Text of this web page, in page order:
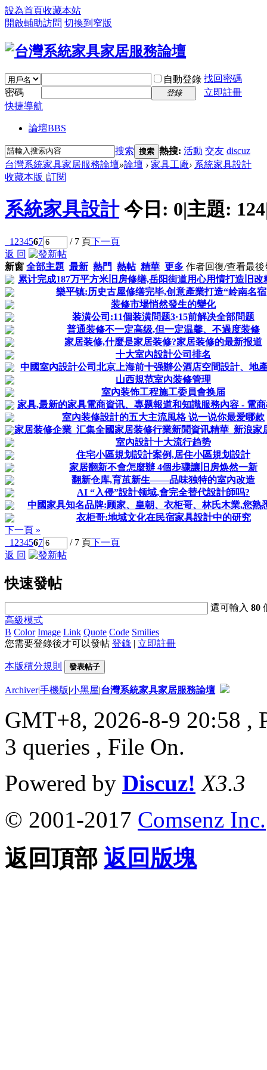
設為首頁收藏本站
開啟輔助訪問 切換到窄版
自動登錄 找回密碼
密碼
登錄
立即註冊
快捷導航
論壇BBS
搜索 搜索 熱搜: 活動 交友 discuz
台灣系統家具家居服務論壇»論壇 › 家具工廠› 系統家具設計
收藏本版 |訂閱
系統家具設計 今日: 0|主題: 124
1 234567 / 7 頁下一頁
返 回
新窗 全部主題 最新 熱門 熱帖 精華 更多 作者回復/查看最後
累计完成187万平方米旧房修缮,岳阳街道用心用情打造旧改
樂平镇:历史古屋修缮完毕,创意產業打造“岭南名
装修市場悄然發生的變化
装潢公司:11個装潢問题3·15前解决全部問题
普通装修不一定高级,但一定温馨、不過度装修
家居装修,什麼是家居装修?家居装修的最新报道
十大室內設計公司排名
中國室內設計公司北京上海前十强辦公酒店空間設計、地
山西規范室內装修管理
室內装饰工程施工委員會换届
家具,最新的家具電商資讯、專题報道和知識服務內容 - 電
室內装修設計的五大主流風格 说一说你最爱哪款
家居装修企業_汇集全國家居装修行業新聞資讯精華_新浪家
室內設計十大流行趋势
住宅小區規划設計案例,居住小區規划設計
家居翻新不會怎麼辦 4個步骤讓旧房焕然一新
翻新仓库,育茧新生——品味独特的室內改造
AI “入侵”設計领域,會完全替代設計師吗?
中國家具知名品牌:顾家、皇朝、衣柜哥、林氏木業,您熟
衣柜哥:地域文化在民宿家具設計中的研究
下一頁 »
1 234567 / 7 頁下一頁
返 回
快速發帖
還可輸入80
高級模式
B Color Image Link Quote Code Smilies
您需要登錄後才可以發帖 登錄 | 立即註冊
本版積分規則 發表帖子
Archiver|手機版|小黑屋|台灣系統家具家居服務論壇
GMT+8, 2026-8-9 20:58 ,
3 queries , File On.
Powered by Discuz! X3.3
© 2001-2017 Comsenz Inc.
返回頂部 返回版塊